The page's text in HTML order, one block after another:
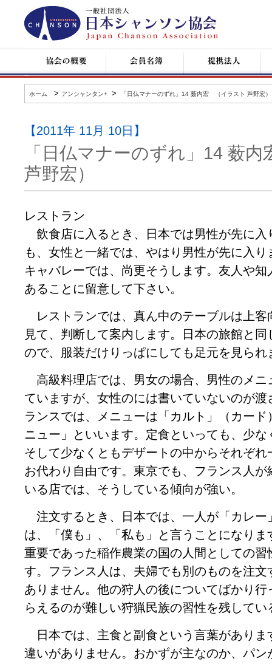
日
本
シ
ン
協
の
概
要
名
簿
企
業
サ
ー
ト
情
ホーム > アンシャンタン+ > 「日仏マナーのずれ」14 薮内宏 （イラスト 芦野宏）
【2011年 11月 10日】
「日仏マナーのずれ」14 薮
芦野宏）
レストラン
飲食店に入るとき、日本では男性が先に入
も、女性と一緒では、やはり男性が先に入
キャバレーでは、尚更そうします。友人や
あることに留意して下さい。
レストランでは、真ん中のテーブルは上客
見て、判断して案内します。日本の旅館と
ので、服装だけりっぱにしても足元を見られ
高級料理店では、男女の場合、男性のメニ
ていますが、女性のには書いていないのが
ランスでは、メニューは「カルト」（カー
ニュー」といいます。定食といっても、少
そして少なくともデザートの中からそれぞ
お代わり自由です。東京でも、フランス人
いる店では、そうしている傾向が強い。
注文するとき、日本では、一人が「カレー
は、「僕も」、「私も」と言うことになり
重要であった稲作農業の国の人間としての
す。フランス人は、夫婦でも別のものを注
ありません。他の狩人の後についてばかり
らえるのが難しい狩猟民族の習性を残して
日本では、主食と副食という言葉がありま
違いがありません。おかずが主なのか、パ